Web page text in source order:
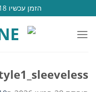
to
content
הזמן עכשיו 055-663-0918 MENZONE